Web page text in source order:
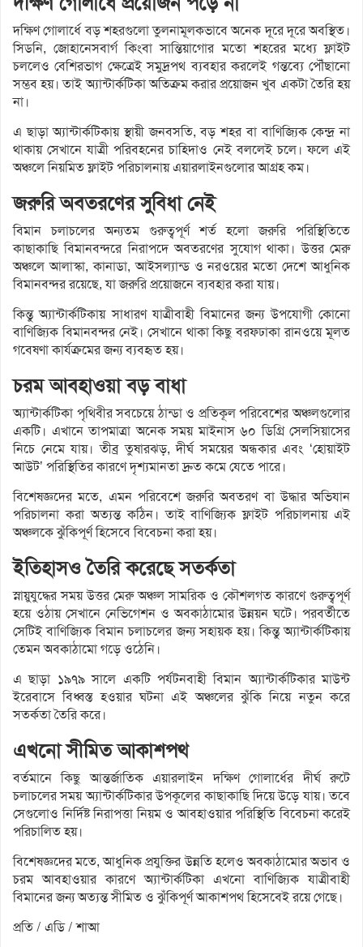
দক্ষিণ গোলার্ধে বড় শহরগুলো তুলনামূলকভাবে অনেক দূরে দূরে অবস্থিত।
সিডনি, জোহানেসবার্গ কিংবা সান্তিয়াগোর মতো শহরের মধ্যে ফ্লাইট
চললেও বেশিরভাগ ক্ষেত্রেই সমুদ্রপথ ব্যবহার করলেই গন্তব্যে পৌঁছানো
সম্ভব হয়। তাই অ্যান্টার্কটিকা অতিক্রম করার প্রয়োজন খুব একটা তৈরি হয়
না।
এ ছাড়া অ্যান্টার্কটিকায় স্থায়ী জনবসতি, বড় শহর বা বাণিজ্যিক কেন্দ্র না
থাকায় সেখানে যাত্রী পরিবহনের চাহিদাও নেই বললেই চলে। ফলে এই
অঞ্চলে নিয়মিত ফ্লাইট পরিচালনায় এয়ারলাইনগুলোর আগ্রহ কম।
জরুরি অবতরণের সুবিধা নেই
বিমান চলাচলের অন্যতম গুরুত্বপূর্ণ শর্ত হলো জরুরি পরিস্থিতিতে
কাছাকাছি বিমানবন্দরে নিরাপদে অবতরণের সুযোগ থাকা। উত্তর মেরু
অঞ্চলে আলাস্কা, কানাডা, আইসল্যান্ড ও নরওয়ের মতো দেশে আধুনিক
বিমানবন্দর রয়েছে, যা জরুরি প্রয়োজনে ব্যবহার করা যায়।
কিন্তু অ্যান্টার্কটিকায় সাধারণ যাত্রীবাহী বিমানের জন্য উপযোগী কোনো
বাণিজ্যিক বিমানবন্দর নেই। সেখানে থাকা কিছু বরফঢাকা রানওয়ে মূলত
গবেষণা কার্যক্রমের জন্য ব্যবহৃত হয়।
চরম আবহাওয়া বড় বাধা
অ্যান্টার্কটিকা পৃথিবীর সবচেয়ে ঠান্ডা ও প্রতিকূল পরিবেশের অঞ্চলগুলোর
একটি। এখানে তাপমাত্রা অনেক সময় মাইনাস ৬০ ডিগ্রি সেলসিয়াসের
নিচে নেমে যায়। তীব্র তুষারঝড়, দীর্ঘ সময়ের অন্ধকার এবং ‘হোয়াইট
আউট’ পরিস্থিতির কারণে দৃশ্যমানতা দ্রুত কমে যেতে পারে।
বিশেষজ্ঞদের মতে, এমন পরিবেশে জরুরি অবতরণ বা উদ্ধার অভিযান
পরিচালনা করা অত্যন্ত কঠিন। তাই বাণিজ্যিক ফ্লাইট পরিচালনায় এই
অঞ্চলকে ঝুঁকিপূর্ণ হিসেবে বিবেচনা করা হয়।
ইতিহাসও তৈরি করেছে সতর্কতা
স্নায়ুযুদ্ধের সময় উত্তর মেরু অঞ্চল সামরিক ও কৌশলগত কারণে গুরুত্বপূর্ণ
হয়ে ওঠায় সেখানে নেভিগেশন ও অবকাঠামোর উন্নয়ন ঘটে। পরবর্তীতে
সেটিই বাণিজ্যিক বিমান চলাচলের জন্য সহায়ক হয়। কিন্তু অ্যান্টার্কটিকায়
তেমন অবকাঠামো গড়ে ওঠেনি।
এ ছাড়া ১৯৭৯ সালে একটি পর্যটনবাহী বিমান অ্যান্টার্কটিকার মাউন্ট
ইরেবাসে বিধ্বস্ত হওয়ার ঘটনা এই অঞ্চলের ঝুঁকি নিয়ে নতুন করে
সতর্কতা তৈরি করে।
এখনো সীমিত আকাশপথ
বর্তমানে কিছু আন্তর্জাতিক এয়ারলাইন দক্ষিণ গোলার্ধের দীর্ঘ রুটে
চলাচলের সময় অ্যান্টার্কটিকার উপকূলের কাছাকাছি দিয়ে উড়ে যায়। তবে
সেগুলোও নির্দিষ্ট নিরাপত্তা নিয়ম ও আবহাওয়ার পরিস্থিতি বিবেচনা করেই
পরিচালিত হয়।
বিশেষজ্ঞদের মতে, আধুনিক প্রযুক্তির উন্নতি হলেও অবকাঠামোর অভাব ও
চরম আবহাওয়ার কারণে অ্যান্টার্কটিকা এখনো বাণিজ্যিক যাত্রীবাহী
বিমানের জন্য অত্যন্ত সীমিত ও ঝুঁকিপূর্ণ আকাশপথ হিসেবেই রয়ে গেছে।
প্রতি / এডি / শাআ